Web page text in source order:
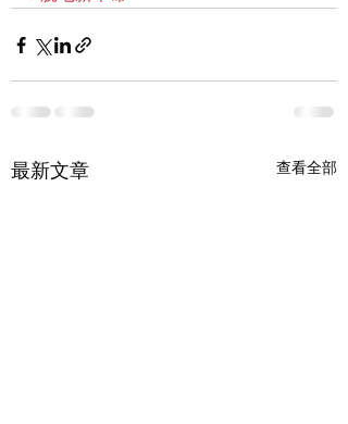
最新文章 查看全部